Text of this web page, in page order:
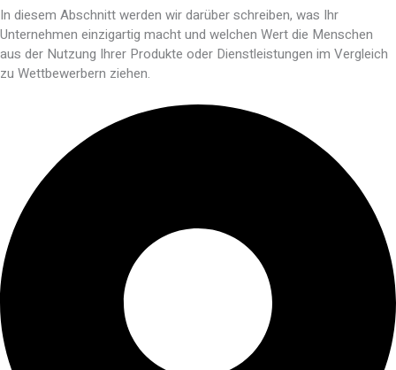
In diesem Abschnitt werden wir darüber schreiben, was Ihr
Unternehmen einzigartig macht und welchen Wert die Menschen
aus der Nutzung Ihrer Produkte oder Dienstleistungen im Vergleich
zu Wettbewerbern ziehen.